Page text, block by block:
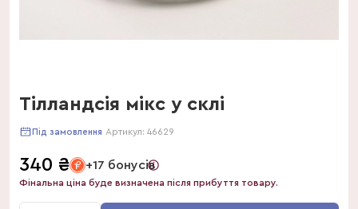
Тілландсія мікс у склі
Під замовлення Артикул: 46629
340 ₴ +17 бонусів
Фінальна ціна буде визначена після прибуття товару.